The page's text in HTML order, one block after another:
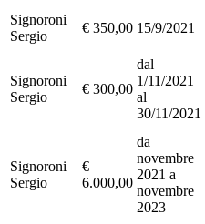
Signoroni
Sergio
€ 350,00 15/9/2021
Signoroni
Sergio
€ 300,00
dal
1/11/2021
al
30/11/2021
Signoroni
Sergio
€
6.000,00
da
novembre
2021 a
novembre
2023